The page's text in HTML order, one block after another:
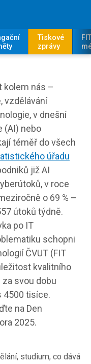
Tiskové
zprávy
kolem nás –
vzdělávání
v dnešní
(AI) nebo
téměř do všech
úřadu
již AI
v roce
o 69 % –
útoků týdně.
po IT
schopni
ČVUT (FIT
kvalitního
svou dobu
4500 tisíce.
na Den
2025.
studium, co dává